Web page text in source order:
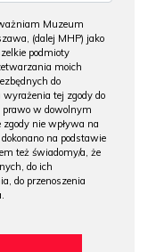
Muzeum
(dalej MHP) jako
podmioty
moich
do
tej zgody do
prawo w dowolnym
zgody nie wpływa na
na podstawie
też świadomy/a, że
do ich
do przenoszenia